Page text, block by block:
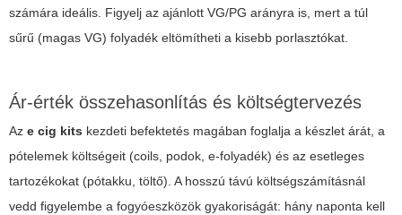
számára ideális. Figyelj az ajánlott VG/PG arányra is, mert a túl
sűrű (magas VG) folyadék eltömítheti a kisebb porlasztókat.
Ár-érték összehasonlítás és költségtervezés
Az e cig kits kezdeti befektetés magában foglalja a készlet árát, a
pótelemek költségeit (coils, podok, e-folyadék) és az esetleges
tartozékokat (pótakku, töltő). A hosszú távú költségszámításnál
vedd figyelembe a fogyóeszközök gyakoriságát: hány naponta kell